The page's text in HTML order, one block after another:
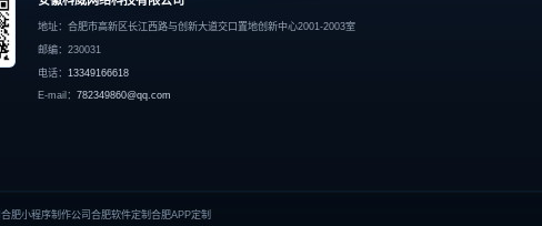
地址：合肥市高新区长江西路与创新大道交口置地创新中心2001-2003室
邮编：230031
电话： 13349166618
E-mail： 782349860@qq.com
合肥小程序制作公司 合肥软件定制 合肥APP定制